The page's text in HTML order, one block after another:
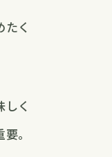
たく
しく
。